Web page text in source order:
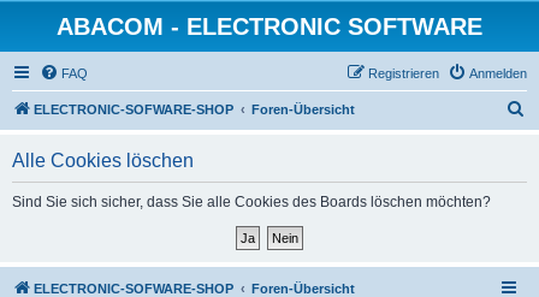
ABACOM - ELECTRONIC SOFTWARE
FAQ Anmelden
Registrieren
ELECTRONIC-SOFWARE-SHOP Foren-Übersicht
Alle Cookies löschen
Sind Sie sich sicher, dass Sie alle Cookies des Boards löschen möchten?
ELECTRONIC-SOFWARE-SHOP Foren-Übersicht